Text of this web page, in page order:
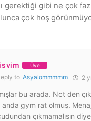
gerektiği gibi ne çok
çok hoş
Üye
to Asyalommmmm 2
bu arada. Nct den
anda gym rat olmuş.
çıkmamalısın